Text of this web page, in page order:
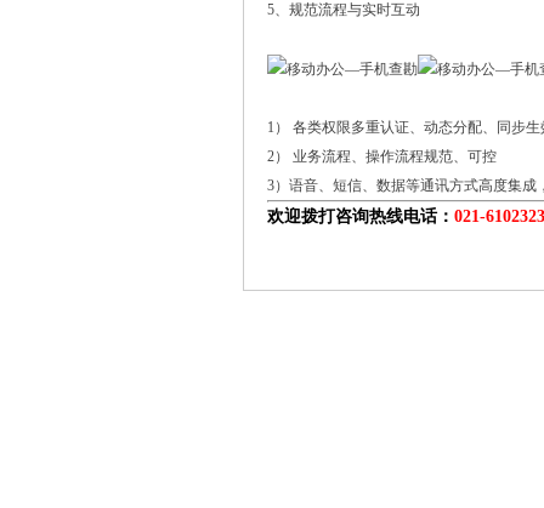
5、规范流程与实时互动
1） 各类权限多重认证、动态分配、同步生
2） 业务流程、操作流程规范、可控
3）语音、短信、数据等通讯方式高度集
欢迎拨打咨询热线电话： 021-